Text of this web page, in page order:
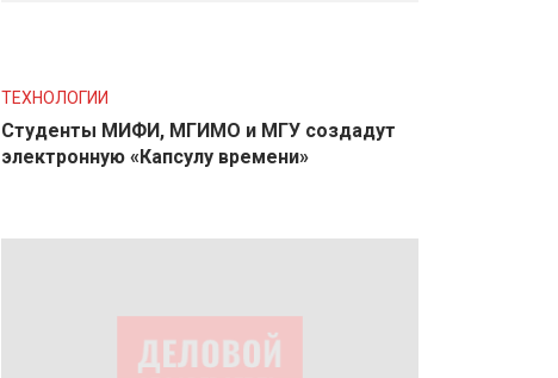
ТЕХНОЛОГИИ
Студенты МИФИ, МГИМО и МГУ создадут
электронную «Капсулу времени»